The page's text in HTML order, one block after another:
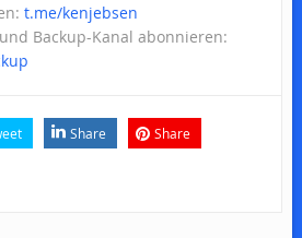
t.me/kenjebsen
Backup-Kanal abonnieren:
Share Share